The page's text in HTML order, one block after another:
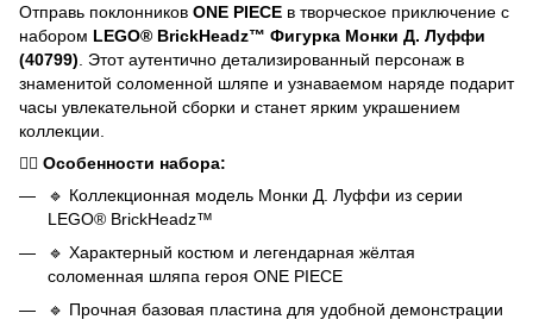
Отправь поклонников ONE PIECE в творческое приключение с
набором LEGO® BrickHeadz™ Фигурка Монки Д. Луффи
(40799) . Этот аутентично детализированный персонаж в
знаменитой соломенной шляпе и узнаваемом наряде подарит
часы увлекательной сборки и станет ярким украшением
коллекции.
🏴‍☠️ Особенности набора:
🔹 Коллекционная модель Монки Д. Луффи из серии
LEGO® BrickHeadz™
🔹 Характерный костюм и легендарная жёлтая
соломенная шляпа героя ONE PIECE
🔹 Прочная базовая пластина для удобной демонстрации